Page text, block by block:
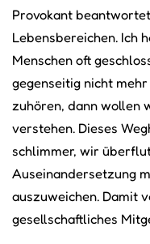
Provokant
Lebensbereichen. Ich
Menschen oft
gegenseitig nicht
zuhören, dann wollen
verstehen. Dieses
schlimmer, wir
Auseinandersetzung
auszuweichen. Damit
gesellschaftliches